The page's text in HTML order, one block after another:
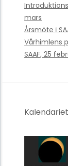
mars
Årsmöte i
Vårhimlens
SAAF, 25
Kalendariet